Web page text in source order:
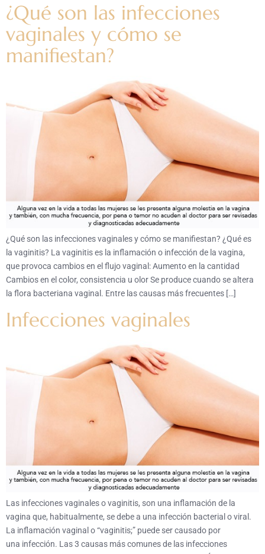
¿Qué son las infecciones
vaginales y cómo se
manifiestan?
¿Qué son las infecciones vaginales y cómo se manifiestan? ¿Qué es
la vaginitis? La vaginitis es la inflamación o infección de la vagina,
que provoca cambios en el flujo vaginal: Aumento en la cantidad
Cambios en el color, consistencia u olor Se produce cuando se altera
la flora bacteriana vaginal. Entre las causas más frecuentes […]
Infecciones vaginales
Las infecciones vaginales o vaginitis, son una inflamación de la
vagina que, habitualmente, se debe a una infección bacterial o viral.
La inflamación vaginal o “vaginitis;” puede ser causado por
una infección. Las 3 causas más comunes de las infecciones